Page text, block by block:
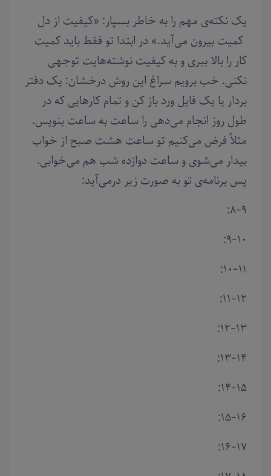
یک نکته‌ی مهم را به‌ خاطر بسپار: «کیفیت از دل
کمیت بیرون می‌آید.» در ابتدا تو فقط باید کمیت
کار را بالا ببری و به کیفیت نوشته‌هایت توجهی
نکنی. خب برویم سراغ این روش درخشان: یک دفتر
بردار یا یک فایل ورد باز کن و تمام کارهایی که در
طول روز انجام می‌دهی را ساعت به ساعت بنویس.
مثلاً فرض می‌کنیم تو ساعت هشت صبح از خواب
بیدار می‌شوی و ساعت دوازده شب هم می‌خوابی.
پس برنامه‌ی تو به صورت زیر درمی‌آید:
۸-۹:
۹-۱۰:
۱۰-۱۱:
۱۱-۱۲:
۱۲-۱۳:
۱۳-۱۴:
۱۴-۱۵:
۱۵-۱۶:
۱۶-۱۷: